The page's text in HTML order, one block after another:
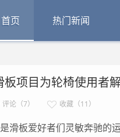
首页 热门新闻
项目为轮椅使用者
评论（7） 收藏（11）
板爱好者们灵敏奔驰的